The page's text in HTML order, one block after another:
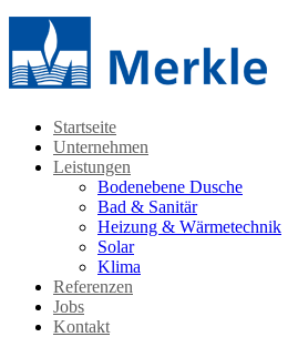
Startseite
Unternehmen
Leistungen
Bodenebene Dusche
Bad & Sanitär
Heizung & Wärmetechnik
Solar
Klima
Referenzen
Jobs
Kontakt